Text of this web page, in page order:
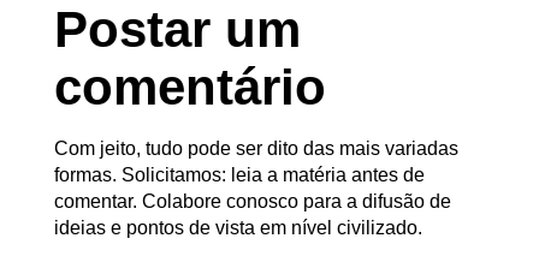
Postar um
comentário
Com jeito, tudo pode ser dito das mais variadas
formas. Solicitamos: leia a matéria antes de
comentar. Colabore conosco para a difusão de
ideias e pontos de vista em nível civilizado.